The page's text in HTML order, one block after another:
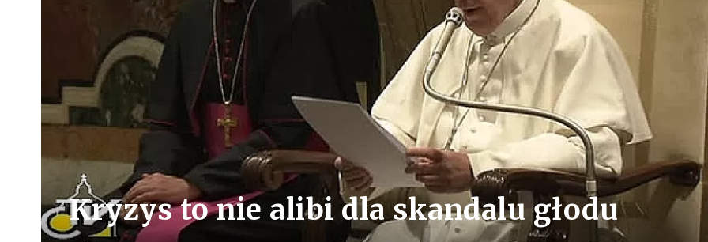
Kryzys to nie alibi dla skandalu głodu